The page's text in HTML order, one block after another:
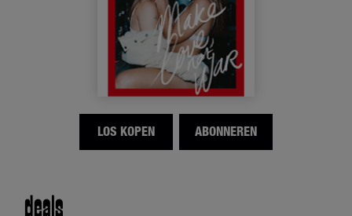
LOS KOPEN ABONNEREN